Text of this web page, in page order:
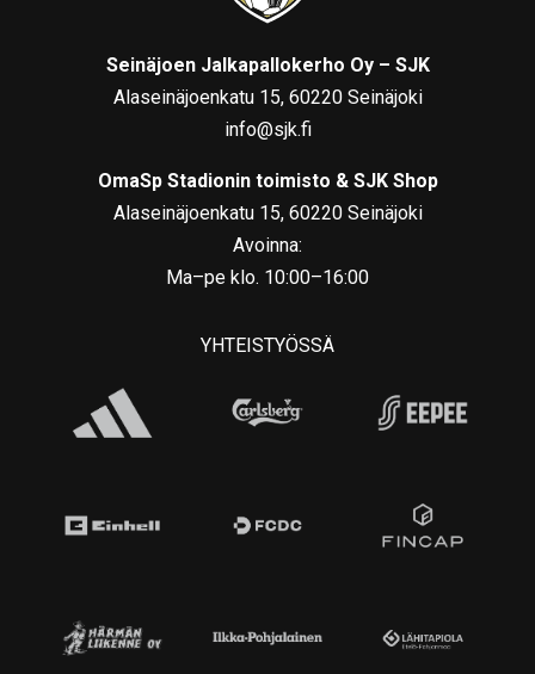
Seinäjoen Jalkapallokerho Oy – SJK
Alaseinäjoenkatu 15, 60220 Seinäjoki
info@sjk.fi
OmaSp Stadionin toimisto & SJK Shop
Alaseinäjoenkatu 15, 60220 Seinäjoki
Avoinna:
Ma–pe klo. 10:00–16:00
YHTEISTYÖSSÄ